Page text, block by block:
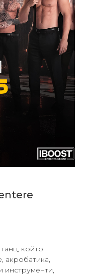
който
акробатика,
инструменти,